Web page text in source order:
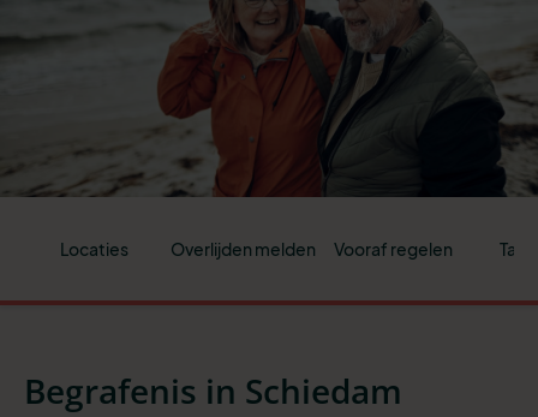
Locaties Overlijden melden Vooraf regelen
Begrafenis in Schiedam